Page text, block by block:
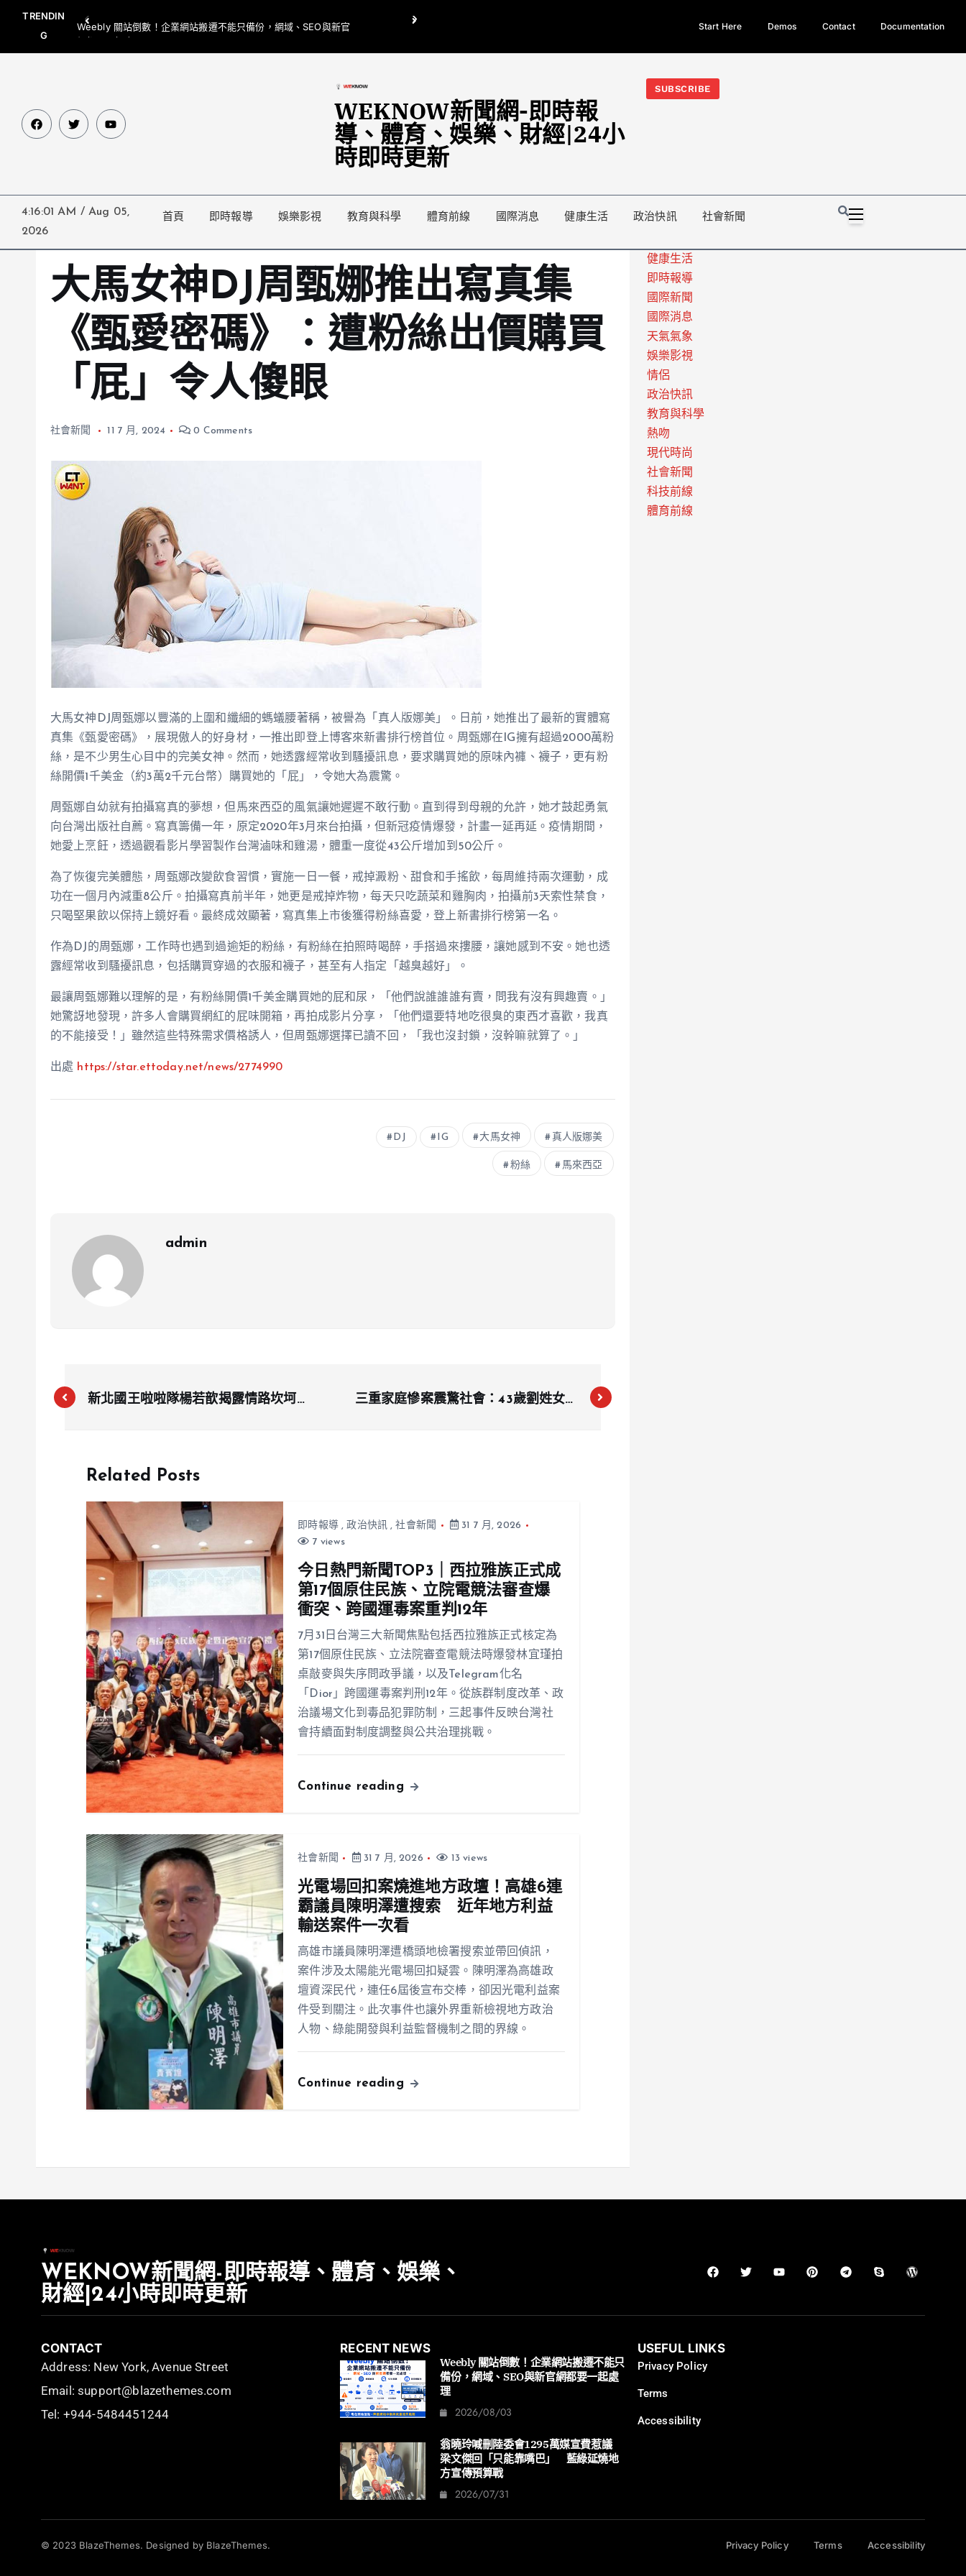
TRENDIN
G
Weebly 關站倒數！企業網站搬遷不能只備份，網域、SEO與新官
網都要一起處理
翁曉玲喊刪陸委會1295萬媒宣費惹議 梁文傑回「只能靠嘴巴」
今日熱門新聞TOP3｜西拉雅族正式成第17個原住民族、立院電競
光電場回
Start Here Demos Contact Documentation
WEKNOW新聞網-即時報
導、體育、娛樂、財經|24小
時即時更新
SUBSCRIBE
4:16:02 AM / Aug 05,
2026
首頁 即時報導 娛樂影視 教育與科學 體育前線 國際消息 健康生活 政治快訊 社會新聞
大馬女神DJ周甄娜推出寫真集
《甄愛密碼》：遭粉絲出價購買
「屁」令人傻眼
社會新聞 11 7 月, 2024 0 Comments
大馬女神DJ周甄娜以豐滿的上圍和纖細的螞蟻腰著稱，被譽為「真人版娜美」。日前，她推出了最新的實體寫
真集《甄愛密碼》，展現傲人的好身材，一推出即登上博客來新書排行榜首位。周甄娜在IG擁有超過2000萬粉
絲，是不少男生心目中的完美女神。然而，她透露經常收到騷擾訊息，要求購買她的原味內褲、襪子，更有粉
絲開價1千美金（約3萬2千元台幣）購買她的「屁」，令她大為震驚。
周甄娜自幼就有拍攝寫真的夢想，但馬來西亞的風氣讓她遲遲不敢行動。直到得到母親的允許，她才鼓起勇氣
向台灣出版社自薦。寫真籌備一年，原定2020年3月來台拍攝，但新冠疫情爆發，計畫一延再延。疫情期間，
她愛上烹飪，透過觀看影片學習製作台灣滷味和雞湯，體重一度從43公斤增加到50公斤。
為了恢復完美體態，周甄娜改變飲食習慣，實施一日一餐，戒掉澱粉、甜食和手搖飲，每周維持兩次運動，成
功在一個月內減重8公斤。拍攝寫真前半年，她更是戒掉炸物，每天只吃蔬菜和雞胸肉，拍攝前3天索性禁食，
只喝堅果飲以保持上鏡好看。最終成效顯著，寫真集上市後獲得粉絲喜愛，登上新書排行榜第一名。
作為DJ的周甄娜，工作時也遇到過逾矩的粉絲，有粉絲在拍照時喝醉，手搭過來摟腰，讓她感到不安。她也透
露經常收到騷擾訊息，包括購買穿過的衣服和襪子，甚至有人指定「越臭越好」。
最讓周甄娜難以理解的是，有粉絲開價1千美金購買她的屁和尿，「他們說誰誰誰有賣，問我有沒有興趣賣。」
她驚訝地發現，許多人會購買網紅的屁味開箱，再拍成影片分享，「他們還要特地吃很臭的東西才喜歡，我真
的不能接受！」雖然這些特殊需求價格誘人，但周甄娜選擇已讀不回，「我也沒封鎖，沒幹嘛就算了。」
出處 https://star.ettoday.net/news/2774990
DJ IG 大馬女神 真人版娜美
粉絲 馬來西亞
admin
新北國王啦啦隊楊若歆揭露情路坎坷：
三重家庭慘案震驚社會：43歲劉姓女子
Related Posts
即時報導,政治快訊,社會新聞
31 7 月, 2026
7 views
今日熱門新聞TOP3｜西拉雅族正式成
第17個原住民族、立院電競法審查爆
衝突、跨國運毒案重判12年
7月31日台灣三大新聞焦點包括西拉雅族正式核定為
第17個原住民族、立法院審查電競法時爆發林宜瑾拍
桌敲麥與失序問政爭議，以及Telegram化名
「Dior」跨國運毒案判刑12年。從族群制度改革、政
治議場文化到毒品犯罪防制，三起事件反映台灣社
會持續面對制度調整與公共治理挑戰。
Continue reading
社會新聞 31 7 月, 2026 13 views
光電場回扣案燒進地方政壇！高雄6連
霸議員陳明澤遭搜索 近年地方利益
輸送案件一次看
高雄市議員陳明澤遭橋頭地檢署搜索並帶回偵訊，
案件涉及太陽能光電場回扣疑雲。陳明澤為高雄政
壇資深民代，連任6屆後宣布交棒，卻因光電利益案
件受到關注。此次事件也讓外界重新檢視地方政治
人物、綠能開發與利益監督機制之間的界線。
Continue reading
健康生活
即時報導
國際新聞
國際消息
天氣氣象
娛樂影視
情侶
政治快訊
教育與科學
熱吻
現代時尚
社會新聞
科技前線
體育前線
WEKNOW新聞網-即時報導、體育、娛樂、
財經|24小時即時更新
CONTACT
Address: New York, Avenue Street
Email: support@blazethemes.com
Tel: +944-5484451244
RECENT NEWS
Weebly 關站倒數！企業網站搬遷不能只
備份，網域、SEO與新官網都要一起處
理
2026/08/03
翁曉玲喊刪陸委會1295萬媒宣費惹議
梁文傑回「只能靠嘴巴」 藍綠延燒地
方宣傳預算戰
2026/07/31
USEFUL LINKS
Privacy Policy
Terms
Accessibility
© 2023 BlazeThemes. Designed by BlazeThemes. Privacy Policy Terms Accessibility